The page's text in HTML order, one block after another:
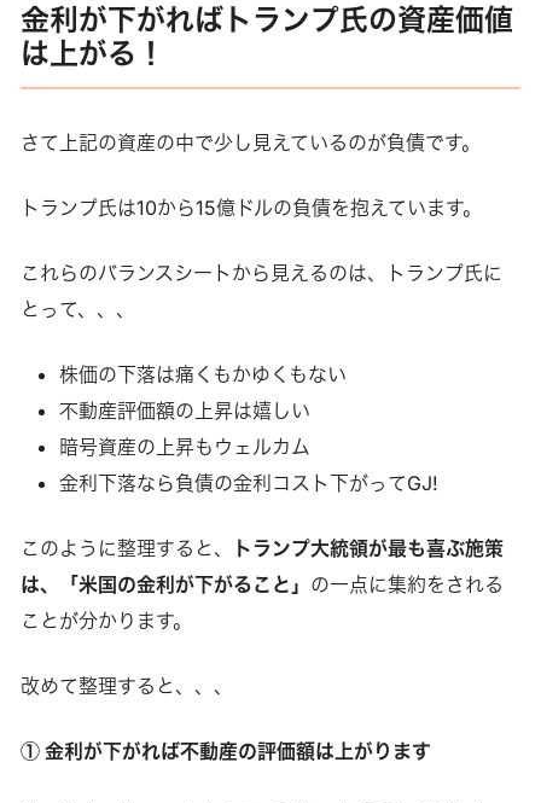
金利が下がればトランプ氏の資産価値
は上がる！
さて上記の資産の中で少し見えているのが負債です。
トランプ氏は10から15億ドルの負債を抱えています。
これらのバランスシートから見えるのは、トランプ氏に
とって、、、
株価の下落は痛くもかゆくもない
不動産評価額の上昇は嬉しい
暗号資産の上昇もウェルカム
金利下落なら負債の金利コスト下がってGJ!
このように整理すると、
トランプ大統領が最も喜ぶ施策
は、「米国の金利が下がること」 の一点に集約をされる
ことが分かります。
改めて整理すると、、、
① 金利が下がれば不動産の評価額は上がります